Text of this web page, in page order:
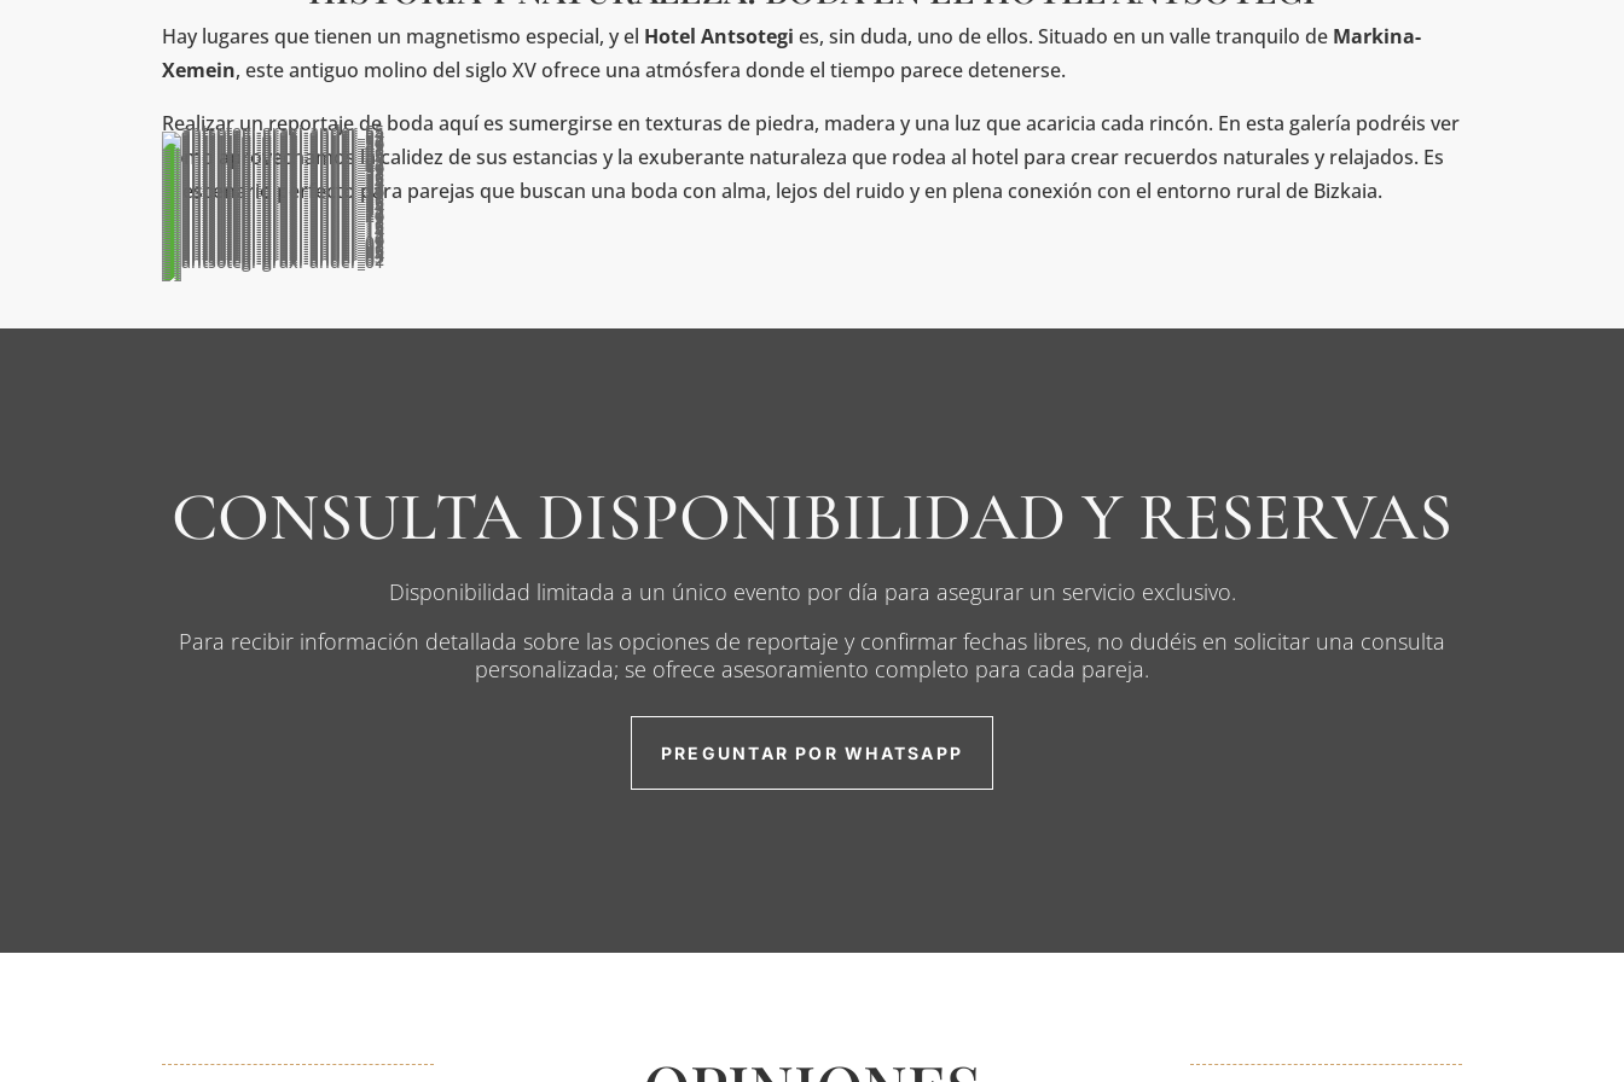
Hay lugares que tienen un magnetismo especial, y el Hotel Antsotegi es, sin duda, uno de ellos. Situado en un valle tranquilo de Markina-
Xemein, este antiguo molino del siglo XV ofrece una atmósfera donde el tiempo parece detenerse.
Realizar un reportaje de boda aquí es sumergirse en texturas de piedra, madera y una luz que acaricia cada rincón. En esta galería podréis ver
cómo aprovechamos la calidez de sus estancias y la exuberante naturaleza que rodea al hotel para crear recuerdos naturales y relajados. Es
el escenario perfecto para parejas que buscan una boda con alma, lejos del ruido y en plena conexión con el entorno rural de Bizkaia.
CONSULTA DISPONIBILIDAD Y RESERVAS
Disponibilidad limitada a un único evento por día para asegurar un servicio exclusivo.
Para recibir información detallada sobre las opciones de reportaje y confirmar fechas libres, no dudéis en solicitar una consulta
personalizada; se ofrece asesoramiento completo para cada pareja.
PREGUNTAR POR WHATSAPP